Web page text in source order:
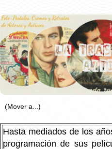
Hasta mediados de los
programación de sus